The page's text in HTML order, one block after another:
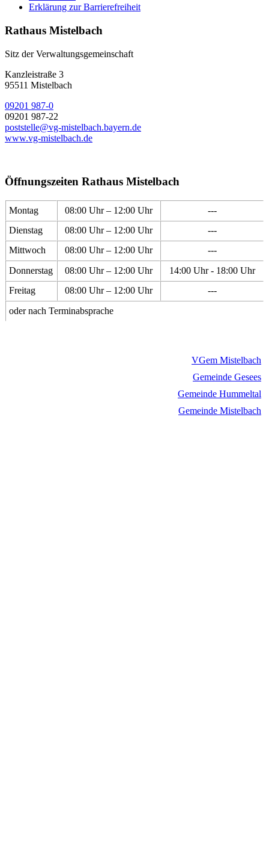
Erklärung zur Barrierefreiheit
Rathaus Mistelbach
Sitz der Verwaltungsgemeinschaft
Kanzleistraße 3
95511 Mistelbach
09201 987-0
09201 987-22
poststelle@vg-mistelbach.bayern.de
www.vg-mistelbach.de
Öffnungszeiten Rathaus Mistelbach
Montag 08:00 Uhr – 12:00 Uhr
---
Dienstag
08:00 Uhr – 12:00 Uhr
---
Mittwoch
08:00 Uhr – 12:00 Uhr
---
Donnerstag
08:00 Uhr – 12:00 Uhr
14:00 Uhr - 18:00 Uhr
Freitag
08:00 Uhr – 12:00 Uhr
---
oder nach Terminabsprache
VGem Mistelbach
Gemeinde Gesees
Gemeinde Hummeltal
Gemeinde Mistelbach